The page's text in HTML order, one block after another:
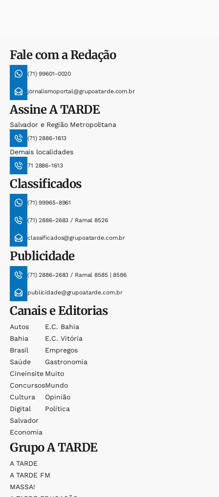
Fale com a Redação
(71) 99601-0020
jornalismoportal@grupoatarde.com.br
AssineA TARDE
Salvador e Região Metropolitana
(71) 2886-1613
Demais localidades
71 2886-1613
Classificados
(71) 99965-8961
(71) 2886-2683 / Ramal 8526
classificados@grupoatarde.com.br
Publicidade
(71) 2886-2683 / Ramal 8585 | 8586
publicidade@grupoatarde.com.br
Canais e Editorias
Autos
Bahia
Brasil
Saúde
Cineinsite
Concursos
Cultura
Digital
Salvador
Economia
E.c. Bahia
E.c. Vitória
Empregos
Gastronomia
Muito
Mundo
Opinião
Política
GrupoA TARDE
A TARDE
A TARDE FM
MASSA!